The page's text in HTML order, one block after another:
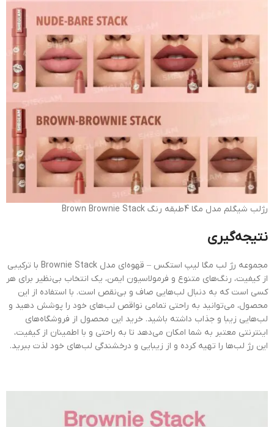
رژلب شیگلم مدل مگا 4طبقه رنگ Brown Brownie Stack
نتیجه‌گیری
مجموعه رژ لب مگا لیپ استکس – قهوه‌ای مدل Brownie Stack با ترکیبی
از کیفیت، رنگ‌های متنوع و فرمولاسیون ایمن، یک انتخاب بی‌نظیر برای هر
کسی است که به دنبال لب‌هایی صاف و بی‌نقص است. با استفاده از این
محصول، می‌توانید به راحتی تمامی نواقص لب‌های خود را پوشش دهید و
لب‌هایی زیبا و جذاب داشته باشید. خرید این محصول از فروشگاه‌های
اینترنتی معتبر به شما امکان می‌دهد تا به راحتی و با اطمینان از کیفیت،
این رژ لب‌ها را تهیه کرده و از زیبایی و درخشندگی لب‌های خود لذت ببرید.